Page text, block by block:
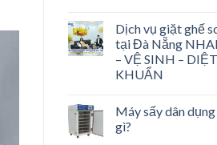
Dịch vụ giặt ghế
tại Đà Nẵng
– VỆ SINH – DIỆT
KHUẨN
Máy sấy dân dụng
gì?